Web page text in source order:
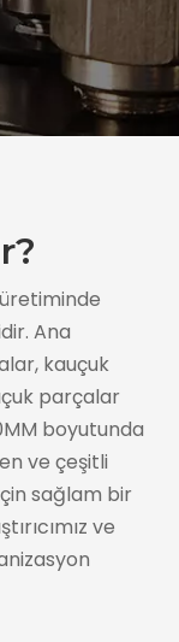
Ana
kauçuk
parçalar
boyutunda
ve çeşitli
sağlam bir
ve